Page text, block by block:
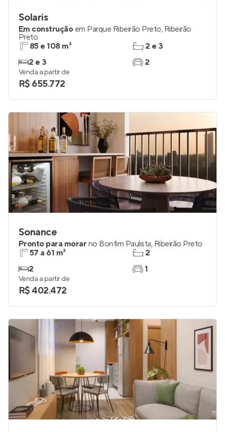
Solaris
Em construção em Parque Ribeirão Preto, Ribeirão
Preto
85 e 108 m²
2 e 3
2 e 3
2
Venda a partir de
R$ 655.772
Sonance
Pronto para morar no Bonfim Paulista, Ribeirão Preto
57 a 61 m²
2
2
1
Venda a partir de
R$ 402.472